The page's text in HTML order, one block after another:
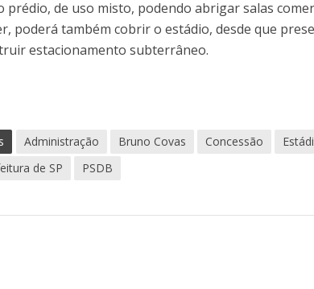
prédio, de uso misto, podendo abrigar salas
poderá também cobrir o estádio, desde que
estacionamento subterrâneo.
Administração Bruno Covas Concessão
de SP
PSDB